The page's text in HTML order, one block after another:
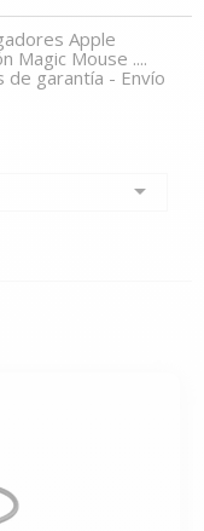
Apple
Magic Mouse ....
garantía - Envío
